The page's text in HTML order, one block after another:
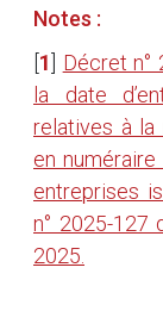
Notes :
1 Décret n°
la date
relatives à la
en
entreprises
n° 2025-127
2025.